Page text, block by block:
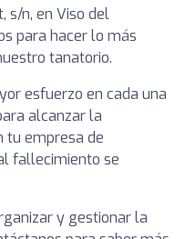
s/n, en Viso del
para hacer lo más
tanatorio.
esfuerzo en cada una
alcanzar la
tu empresa de
fallecimiento se
y gestionar la